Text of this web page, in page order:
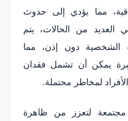
مما يؤدي إلى حدوث
العديد من الحالات، يتم
الشخصية دون إذن، مما
يمكن أن تشمل فقدان
لمخاطر محتملة.
مجتمعة لتعزز من ظاهرة